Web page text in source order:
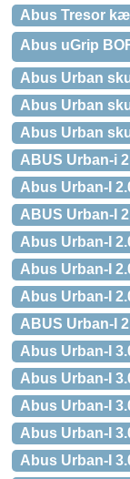
Abus Tresor
Abus uGrip
Abus Urban
Abus Urban
Abus Urban
ABUS Urban-i
Abus Urban-I
ABUS Urban-I
Abus Urban-I
Abus Urban-I
Abus Urban-I
ABUS Urban-I
Abus Urban-I
Abus Urban-I
Abus Urban-I
Abus Urban-I
Abus Urban-I